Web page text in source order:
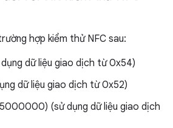
hợp kiểm thử NFC sau:
dữ liệu giao dịch từ 0x54)
dữ liệu giao dịch từ 0x52)
(sử dụng dữ liệu giao dịch